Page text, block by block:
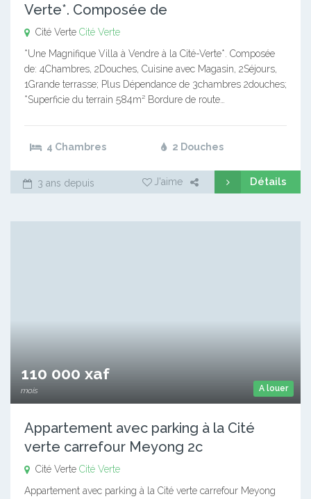
Verte*. Composée de
Cité Verte Cité Verte
*Une Magnifique Villa à Vendre à la Cité-Verte*. Composée
de: 4Chambres, 2Douches, Cuisine avec Magasin, 2Séjours,
1Grande terrasse; Plus Dépendance de 3chambres 2douches;
*Superficie du terrain 584m² Bordure de route…
4 Chambres 2 Douches
3 ans depuis J'aime Détails
A louer
110 000 xaf
mois
Appartement avec parking à la Cité
verte carrefour Meyong 2c
Cité Verte Cité Verte
Appartement avec parking à la Cité verte carrefour Meyong